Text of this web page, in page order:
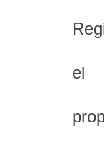
el